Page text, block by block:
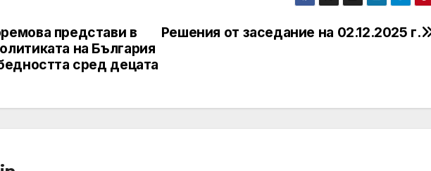
Решения от заседание на 02.12.2025 г.
представи в
на България
сред децата